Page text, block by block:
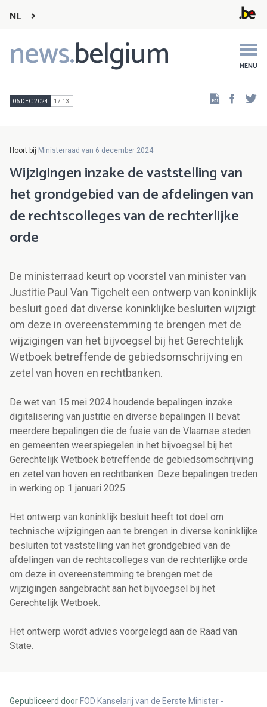
NL
news.belgium MENU
Main
navigation
06 DEC 2024 17:13
Hoort bij Ministerraad van 6 december 2024
Wijzigingen inzake de vaststelling van
het grondgebied van de afdelingen van
de rechtscolleges van de rechterlijke
orde
De ministerraad keurt op voorstel van minister van
Justitie Paul Van Tigchelt een ontwerp van koninklijk
besluit goed dat diverse koninklijke besluiten wijzigt
om deze in overeenstemming te brengen met de
wijzigingen van het bijvoegsel bij het Gerechtelijk
Wetboek betreffende de gebiedsomschrijving en
zetel van hoven en rechtbanken.
De wet van 15 mei 2024 houdende bepalingen inzake
digitalisering van justitie en diverse bepalingen II bevat
meerdere bepalingen die de fusie van de Vlaamse steden
en gemeenten weerspiegelen in het bijvoegsel bij het
Gerechtelijk Wetboek betreffende de gebiedsomschrijving
en zetel van hoven en rechtbanken. Deze bepalingen treden
in werking op 1 januari 2025.
Het ontwerp van koninklijk besluit heeft tot doel om
technische wijzigingen aan te brengen in diverse koninklijke
besluiten tot vaststelling van het grondgebied van de
afdelingen van de rechtscolleges van de rechterlijke orde
om deze in overeenstemming te brengen met de
wijzigingen aangebracht aan het bijvoegsel bij het
Gerechtelijk Wetboek.
Het ontwerp wordt advies voorgelegd aan de Raad van
State.
Gepubliceerd door FOD Kanselarij van de Eerste Minister -